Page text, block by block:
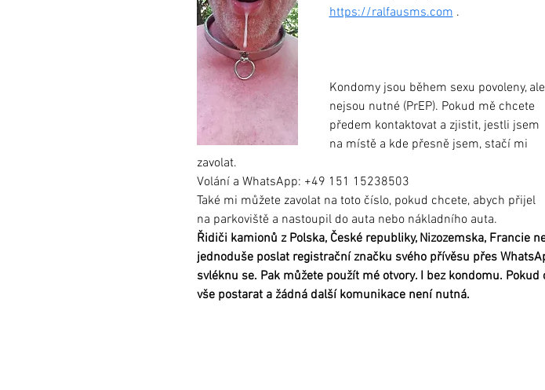
https://ralfausms.com .
Kondomy jsou během sexu povoleny, ale
nejsou nutné (PrEP). Pokud mě chcete
předem kontaktovat a zjistit, jestli jsem
na místě a kde přesně jsem, stačí mi
zavolat.
Volání a WhatsApp: +49 151 15238503
Také mi můžete zavolat na toto číslo, pokud chcete, abych přijel
na parkoviště a nastoupil do auta nebo nákladního auta.
Řidiči kamionů z Polska, České republiky, Nizozemska, Francie
jednoduše poslat registrační značku svého přívěsu přes
svléknu se. Pak můžete použít mé otvory. I bez kondomu.
vše postarat a žádná další komunikace není nutná.